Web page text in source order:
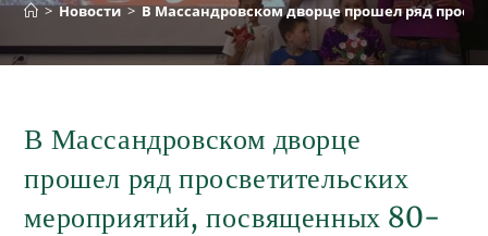
> Новости > В Массандровском дворце прошел ряд
В Массандровском дворце
прошел ряд просветительских
мероприятий, посвященных 80-